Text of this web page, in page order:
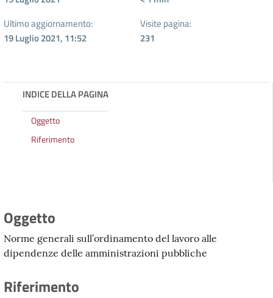
Ultimo aggiornamento:
19 Luglio 2021, 11:52
Visite pagina:
231
INDICE DELLA PAGINA
Oggetto
Riferimento
Oggetto
Norme generali sull’ordinamento del lavoro alle
dipendenze delle amministrazioni pubbliche
Riferimento